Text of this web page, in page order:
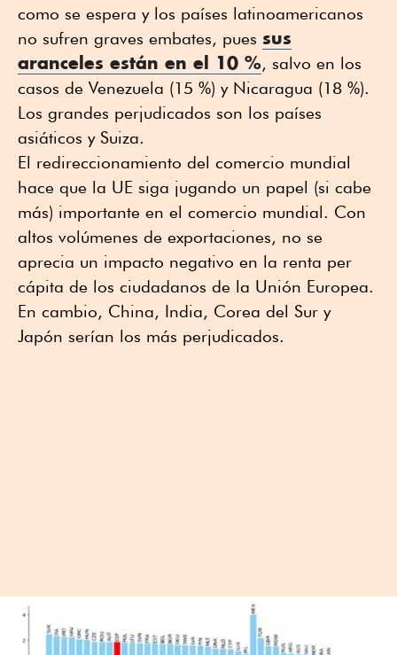
como se espera y los países latinoamericanos
no sufren graves embates, pues sus
aranceles están en el 10 %, salvo en los
casos de Venezuela (15 %) y Nicaragua (18 %).
Los grandes perjudicados son los países
asiáticos y Suiza.
El redireccionamiento del comercio mundial
hace que la UE siga jugando un papel (si cabe
más) importante en el comercio mundial. Con
altos volúmenes de exportaciones, no se
aprecia un impacto negativo en la renta per
cápita de los ciudadanos de la Unión Europea.
En cambio, China, India, Corea del Sur y
Japón serían los más perjudicados.